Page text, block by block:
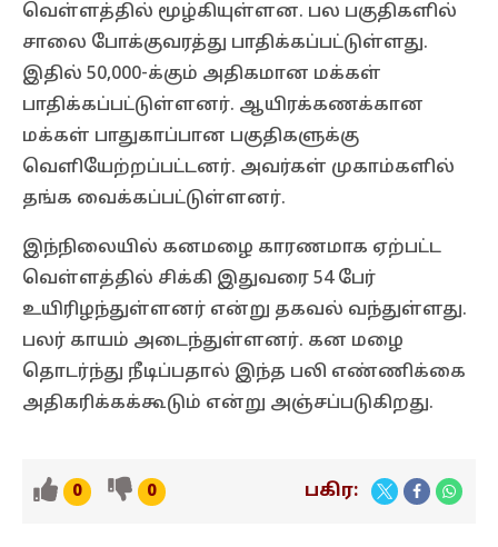
வெள்ளத்தில் மூழ்கியுள்ளன. பல பகுதிகளில்
சாலை போக்குவரத்து பாதிக்கப்பட்டுள்ளது.
இதில் 50,000-க்கும் அதிகமான மக்கள்
பாதிக்கப்பட்டுள்ளனர். ஆயிரக்கணக்கான
மக்கள் பாதுகாப்பான பகுதிகளுக்கு
வெளியேற்றப்பட்டனர். அவர்கள் முகாம்களில்
தங்க வைக்கப்பட்டுள்ளனர்.
இந்நிலையில் கனமழை காரணமாக ஏற்பட்ட
வெள்ளத்தில் சிக்கி இதுவரை 54 பேர்
உயிரிழந்துள்ளனர் என்று தகவல் வந்துள்ளது.
பலர் காயம் அடைந்துள்ளனர். கன மழை
தொடர்ந்து நீடிப்பதால் இந்த பலி எண்ணிக்கை
அதிகரிக்கக்கூடும் என்று அஞ்சப்படுகிறது.
0 0 பகிர: